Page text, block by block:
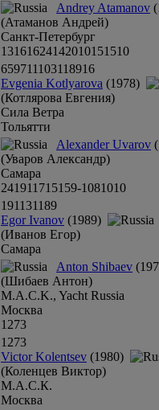
Andrey Atamanov
(Атаманов Андрей)
Санкт-Петербург
13161624142010151510
659711103118916
Evgenia Kotlyarova (1978)
(Котлярова Евгения)
Сила Ветра
Тольятти
Alexander Uvarov
(Уваров Александр)
Самара
241911 715159-1081010
191131189
Egor Ivanov (1989)
(Иванов Егор)
Самара
Anton Shibaev
(Шибаев Антон)
M.A.C.K., Yacht Russia
Москва
1273
1273
Victor Kolentsev (1980)
(Коленцев Виктор)
М.А.С.К.
Москва